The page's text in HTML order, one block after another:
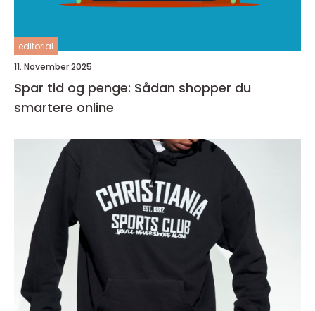
editorial
11. November 2025
Spar tid og penge: Sådan shopper du
smartere online